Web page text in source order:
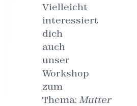
Vielleicht
interessiert
dich
auch
unser
Workshop
zum
Thema: Mutter